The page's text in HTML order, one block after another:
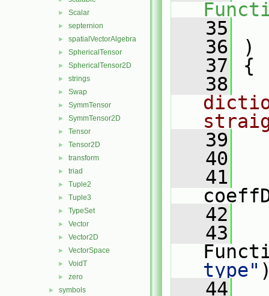
► Scalar
► septernion
► spatialVectorAlgebra
► SphericalTensor
► SphericalTensor2D
► strings
► Swap
► SymmTensor
► SymmTensor2D
► Tensor
► Tensor2D
► transform
► triad
► Tuple2
► Tuple3
► TypeSet
► Vector
► Vector2D
► VectorSpace
► VoidT
► zero
► symbols
   35
   36
)
   37
{
   38
   39
   40
   41
   42
   43
type"
   44